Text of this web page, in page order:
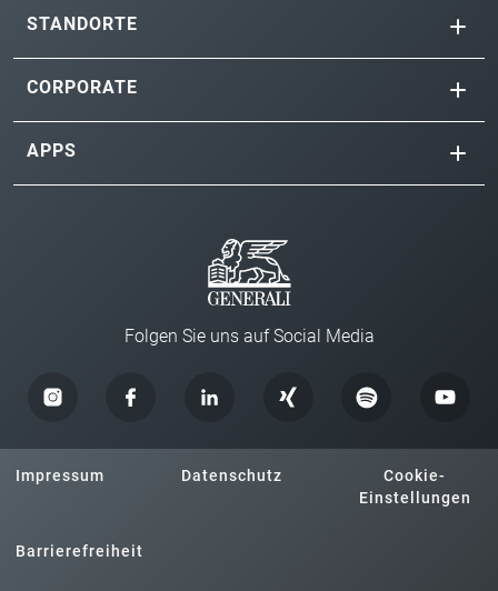
STANDORTE
CORPORATE
APPS
Folgen Sie uns auf Social Media
Impressum Datenschutz
Cookie-
Einstellungen
Barrierefreiheit